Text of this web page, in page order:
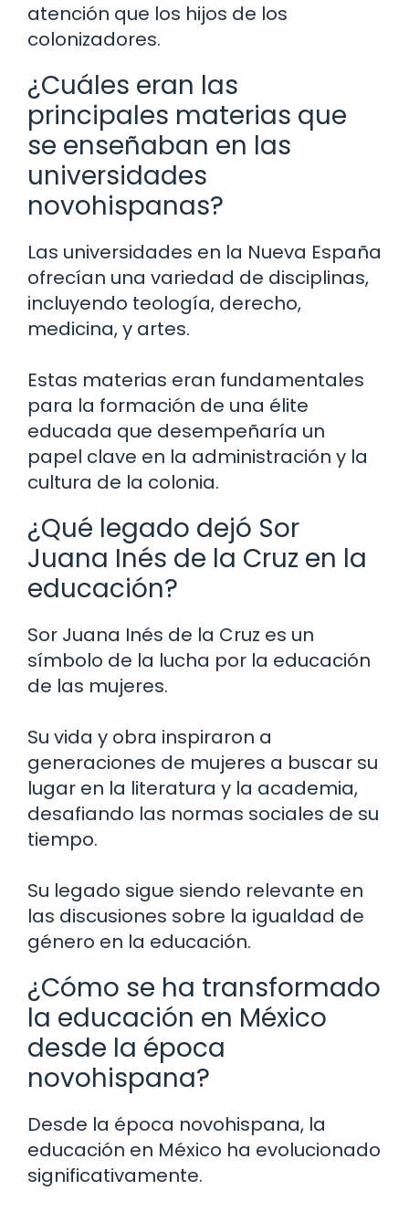
atención que los hijos de los
colonizadores.
¿Cuáles eran las
principales materias que
se enseñaban en las
universidades
novohispanas?
Las universidades en la Nueva España
ofrecían una variedad de disciplinas,
incluyendo teología, derecho,
medicina, y artes.
Estas materias eran fundamentales
para la formación de una élite
educada que desempeñaría un
papel clave en la administración y la
cultura de la colonia.
¿Qué legado dejó Sor
Juana Inés de la Cruz en la
educación?
Sor Juana Inés de la Cruz es un
símbolo de la lucha por la educación
de las mujeres.
Su vida y obra inspiraron a
generaciones de mujeres a buscar su
lugar en la literatura y la academia,
desafiando las normas sociales de su
tiempo.
Su legado sigue siendo relevante en
las discusiones sobre la igualdad de
género en la educación.
¿Cómo se ha transformado
la educación en México
desde la época
novohispana?
Desde la época novohispana, la
educación en México ha evolucionado
significativamente.